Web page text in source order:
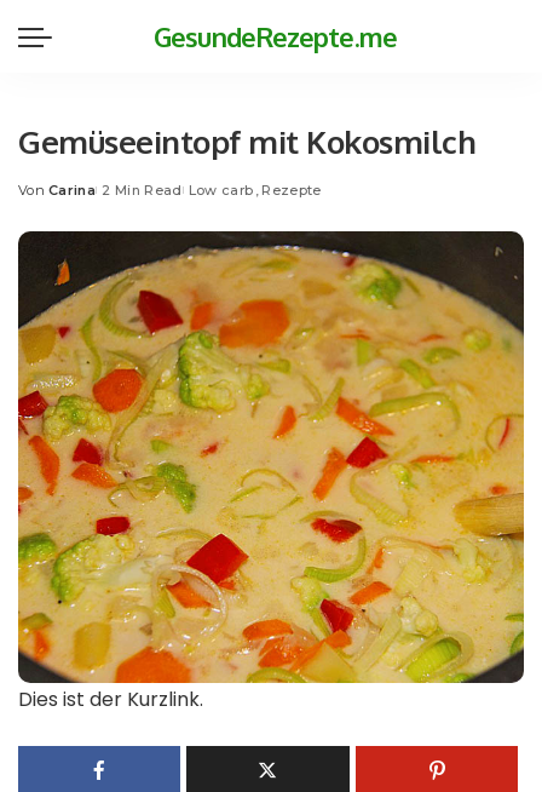
GesundeRezepte.me
Gemüseeintopf mit Kokosmilch
Posted
Von Carina 2 Min Read Low carb Rezepte
Dies ist der Kurzlink.